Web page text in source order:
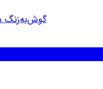
گوش‌به‌زنگ ماشین